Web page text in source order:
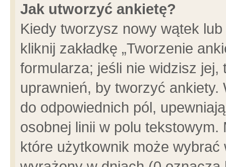
Jak utworzyć ankietę?
Kiedy tworzysz nowy wątek
kliknij zakładkę „Tworzenie
formularza; jeśli nie widzisz
uprawnień, by tworzyć ankiety.
do odpowiednich pól,
osobnej linii w polu
które użytkownik może